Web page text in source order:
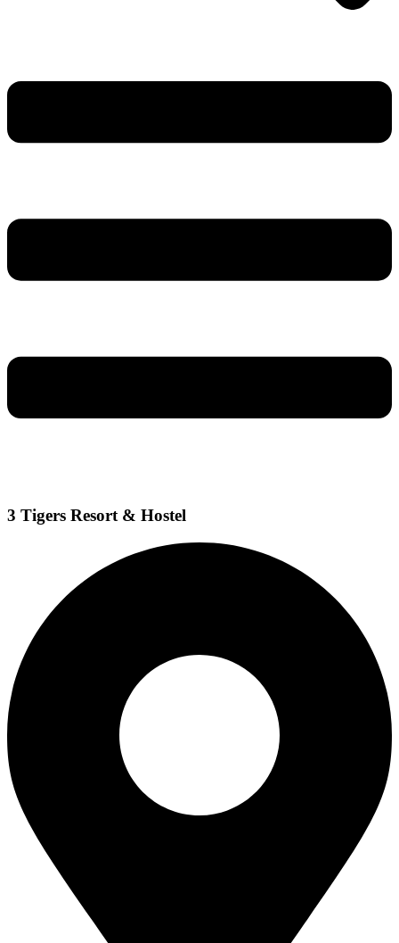
3 Tigers Resort & Hostel